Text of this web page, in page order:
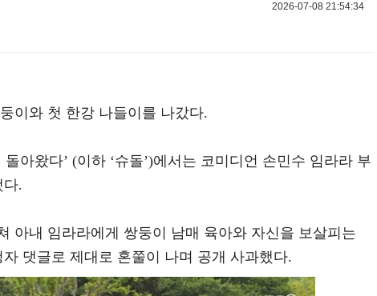
2026-07-08 21:54:34
이와 첫 한강 나들이를 나갔다.
아왔다’ (이하 ‘슈돌’)에서는 코미디언 손민수 임라라 부
다.
아내 임라라에게 쌍둥이 남매 육아와 자신을 보살피는
댓글로 제대로 혼쭐이 나며 공개 사과했다.